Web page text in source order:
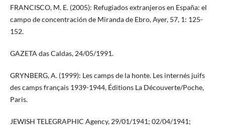
FRANCISCO, M. E. (2005): Refugiados extranjeros en España: el
campo de concentración de Miranda de Ebro, Ayer, 57, 1: 125-
152.
GAZETA das Caldas, 24/05/1991.
GRYNBERG, A. (1999): Les camps de la honte. Les internés juifs
des camps français 1939-1944, Éditions La Découverte/Poche,
Paris.
JEWISH TELEGRAPHIC Agency, 29/01/1941; 02/04/1941;